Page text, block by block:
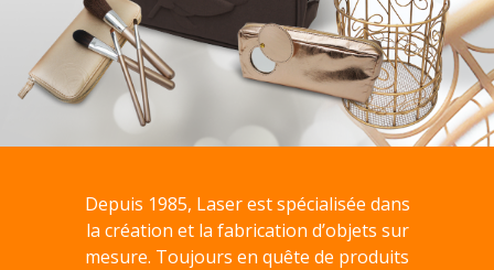
Depuis 1985, Laser est spécialisée dans
la création et la fabrication d’objets sur
mesure. Toujours en quête de produits